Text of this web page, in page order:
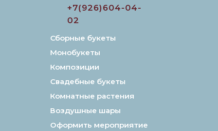
Свадебные букеты
Композиции
Монобукеты
Сборные букеты
Комнатные растения
Воздушные шары
Оформить мероприятие
+7(926)604-04-
02